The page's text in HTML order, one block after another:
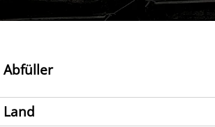
Abfüller
Land